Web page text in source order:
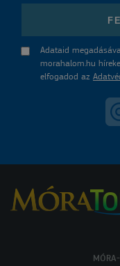
Adataid
morahalom.hu
elfogadod az